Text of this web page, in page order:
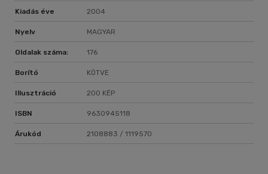
Kiadás éve 2004
Nyelv MAGYAR
Oldalak száma: 176
Borító KÖTVE
Illusztráció 200 KÉP
ISBN 9630945118
Árukód 2108883 / 1119570